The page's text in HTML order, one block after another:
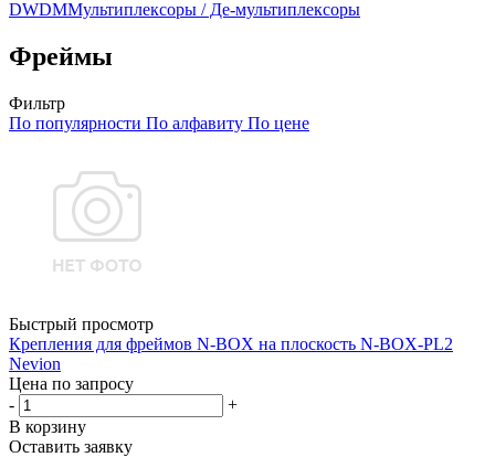
DWDMМультиплексоры / Де-мультиплексоры
Фреймы
Фильтр
По популярности По алфавиту По цене
Быстрый просмотр
Крепления для фреймов N-BOX на плоскость N-BOX-PL2
Nevion
Цена по запросу
-
+
В корзину
Оставить заявку